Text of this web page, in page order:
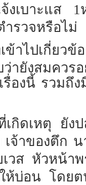
งเบาะแส
1
รวจหรือไม่
าไปเกี่ยวข้
ายังสมควร
องนี้ รวมถึง
เกิดเหตุ
ยัง
เจ้าของตึก น
วส หัวหน้าพ
ห้บ่อน โดยต